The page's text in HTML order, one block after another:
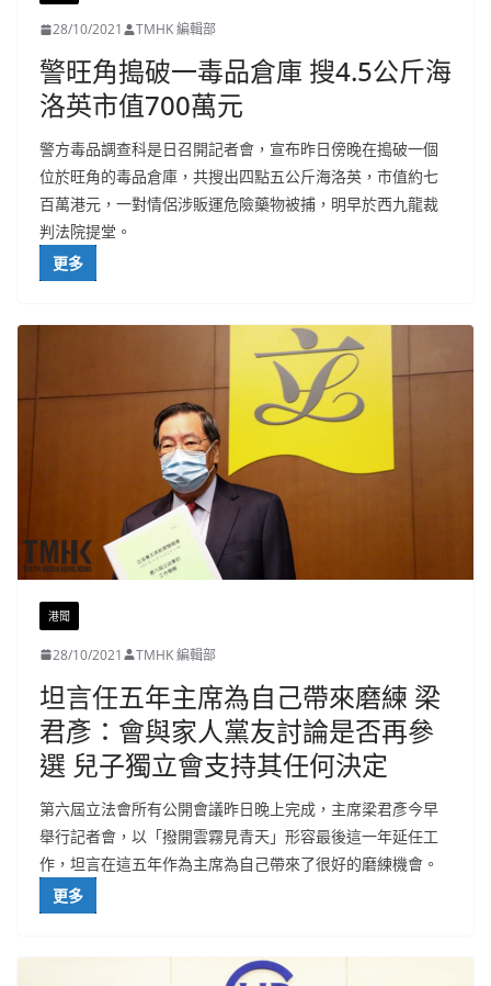
28/10/2021 TMHK 編輯部
警旺角搗破一毒品倉庫 搜4.5公斤海
洛英市值700萬元
警方毒品調查科是日召開記者會，宣布昨日傍晚在搗破一個
位於旺角的毒品倉庫，共搜出四點五公斤海洛英，市值約七
百萬港元，一對情侶涉販運危險藥物被捕，明早於西九龍裁
判法院提堂。
更多
港聞
28/10/2021 TMHK 編輯部
坦言任五年主席為自己帶來磨練 梁
君彥：會與家人黨友討論是否再參
選 兒子獨立會支持其任何決定
第六屆立法會所有公開會議昨日晚上完成，主席梁君彥今早
舉行記者會，以「撥開雲霧見青天」形容最後這一年延任工
作，坦言在這五年作為主席為自己帶來了很好的磨練機會。
更多